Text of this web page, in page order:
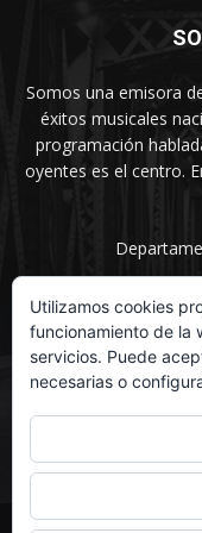
Somos una emisora
éxitos musicales
programación
oyentes es el centro.
Utilizamos cookies
funcionamiento de la
servicios. Puede
necesarias o